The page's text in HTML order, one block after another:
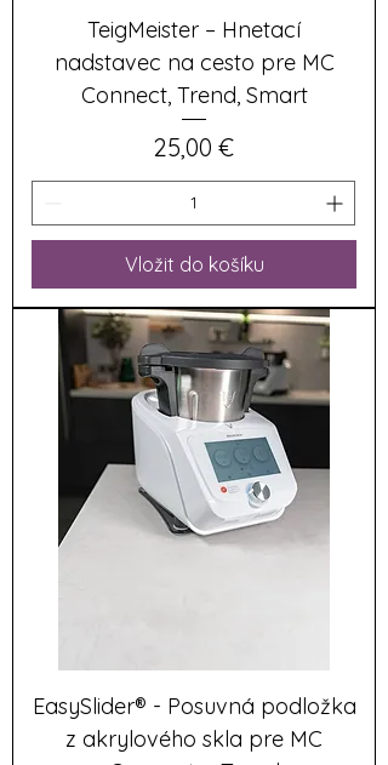
TeigMeister – Hnetací
nadstavec na cesto pre MC
Connect, Trend, Smart
Cena
25,00 €
Vložit do košíku
EasySlider® - Posuvná podložka
z akrylového skla pre MC